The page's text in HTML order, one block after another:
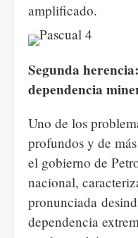
amplificado.
Segunda
dependencia
Uno de los
profundos y de
el gobierno de
nacional,
pronunciada
dependencia